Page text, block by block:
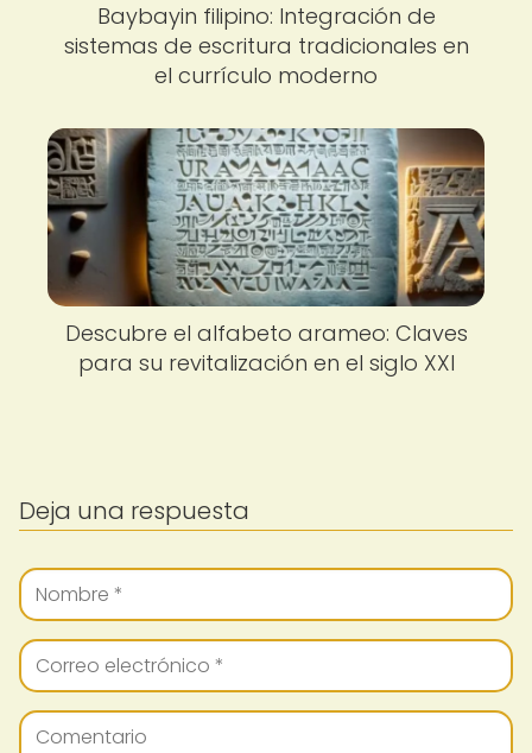
Baybayin filipino: Integración de
sistemas de escritura tradicionales en
el currículo moderno
Descubre el alfabeto arameo: Claves
para su revitalización en el siglo XXI
Deja una respuesta